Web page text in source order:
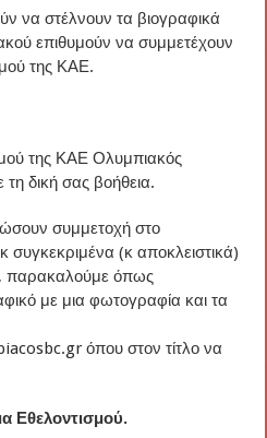
να στέλνουν τα βιογραφικά
επιθυμούν να συμμετέχουν
της ΚΑΕ.
της ΚΑΕ Ολυμπιακός
τη δική σας βοήθεια.
συμμετοχή στο
(κ αποκλειστικά)
όπως
με μια φωτογραφία και τα
όπου στον τίτλο να
Εθελοντισμού.